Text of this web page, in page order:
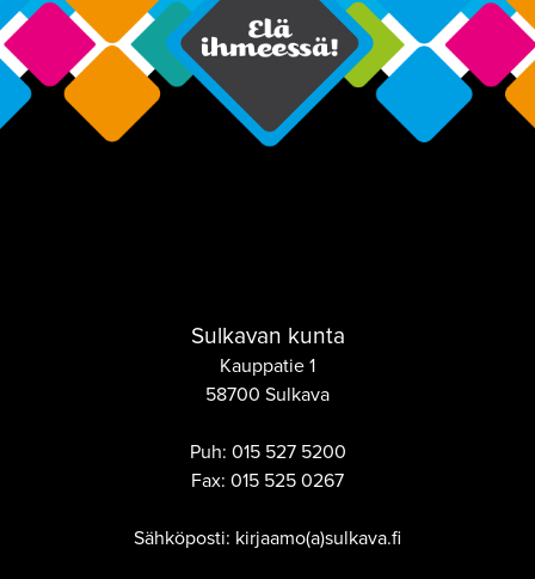
Sulkavan kunta
Kauppatie 1
58700 Sulkava
Puh: 015 527 5200
Fax: 015 525 0267
Sähköposti: kirjaamo(a)sulkava.fi